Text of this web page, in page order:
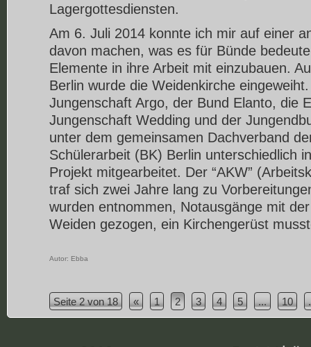
Lagergottesdiensten.
Am 6. Juli 2014 konnte ich mir auf einer
davon machen, was es für Bünde
Elemente in ihre Arbeit mit einzubauen.
Berlin wurde die Weidenkirche
Jungenschaft Argo, der Bund Elanto, die
Jungenschaft Wedding und der
unter dem gemeinsamen Dachverband
Schülerarbeit (BK) Berlin unterschiedlich
Projekt mitgearbeitet. Der “AKW”
traf sich zwei Jahre lang zu
wurden entnommen, Notausgänge mit
Weiden gezogen, ein Kirchengerüst
Autor: Ebba
Seite 2 von 18 « 1 2 3 4 5 ... 10